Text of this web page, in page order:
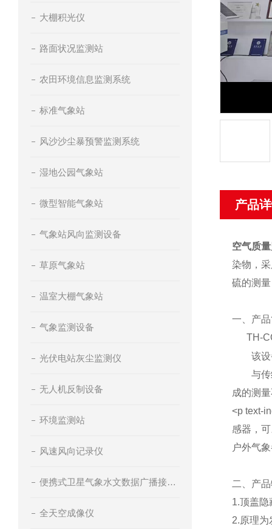
大棚积光仪
路面状况监测站
农田环境信息监测系统
标准气象站
风沙沙尘暴预警监测系统
湿地公园气象站
微型智能气象站
气象站风向监测设备
草原气象站
温室大棚气象站
气象监测设备
光伏电站灰尘监测仪
无人机反制设备
环境监测站
风速风向记录仪
便携式卫星气象水文数据广播接收设备
全天空成像仪
产品
空气质
染物，
硫的测
一、产
TH-
该设备
与传统
成的测
<p text-
感器，
户外气
二、产
1.顶盖隐
2.原理